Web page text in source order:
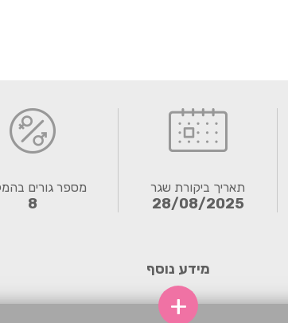
תאריך ביקורת שגר
28/08/2025
מספר גורים
8
מידע נוסף
+